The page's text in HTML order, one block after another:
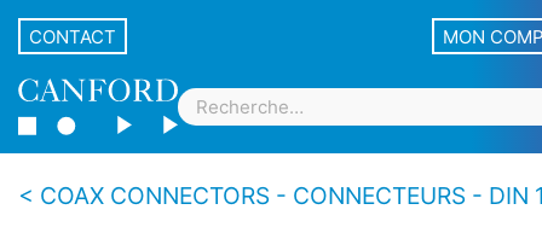
CONTACT MON
COAX CONNECTORS - CONNECTEURS - DIN 1.0/2.3 - Fiches mâles pour câble - A sertir -12G UHD et 3G